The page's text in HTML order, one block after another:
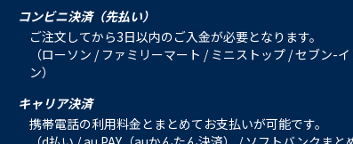
コンビニ決済（先払い）
ご注文してから3日以内のご入金が必要となります。
（ローソン / ファミリーマート / ミニストップ / セブン-
ン）
キャリア決済
携帯電話の利用料金とまとめてお支払いが可能です。